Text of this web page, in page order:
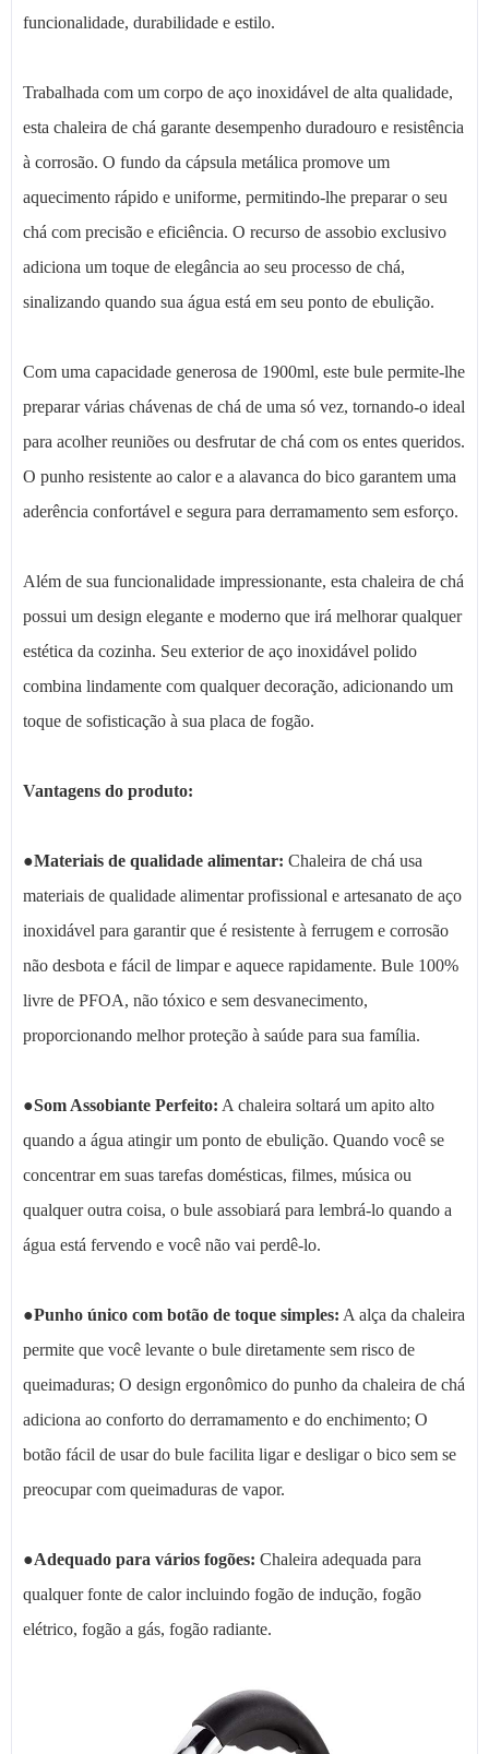
funcionalidade, durabilidade e estilo.
Trabalhada com um corpo de aço inoxidável de alta qualidade,
esta chaleira de chá garante desempenho duradouro e resistência
à corrosão. O fundo da cápsula metálica promove um
aquecimento rápido e uniforme, permitindo-lhe preparar o seu
chá com precisão e eficiência. O recurso de assobio exclusivo
adiciona um toque de elegância ao seu processo de chá,
sinalizando quando sua água está em seu ponto de ebulição.
Com uma capacidade generosa de 1900ml, este bule permite-lhe
preparar várias chávenas de chá de uma só vez, tornando-o ideal
para acolher reuniões ou desfrutar de chá com os entes queridos.
O punho resistente ao calor e a alavanca do bico garantem uma
aderência confortável e segura para derramamento sem esforço.
Além de sua funcionalidade impressionante, esta chaleira de chá
possui um design elegante e moderno que irá melhorar qualquer
estética da cozinha. Seu exterior de aço inoxidável polido
combina lindamente com qualquer decoração, adicionando um
toque de sofisticação à sua placa de fogão.
Vantagens do produto:
●Materiais de qualidade alimentar: Chaleira de chá usa
materiais de qualidade alimentar profissional e artesanato de aço
inoxidável para garantir que é resistente à ferrugem e corrosão
não desbota e fácil de limpar e aquece rapidamente. Bule 100%
livre de PFOA, não tóxico e sem desvanecimento,
proporcionando melhor proteção à saúde para sua família.
●Som Assobiante Perfeito: A chaleira soltará um apito alto
quando a água atingir um ponto de ebulição. Quando você se
concentrar em suas tarefas domésticas, filmes, música ou
qualquer outra coisa, o bule assobiará para lembrá-lo quando a
água está fervendo e você não vai perdê-lo.
●Punho único com botão de toque simples: A alça da chaleira
permite que você levante o bule diretamente sem risco de
queimaduras; O design ergonômico do punho da chaleira de chá
adiciona ao conforto do derramamento e do enchimento; O
botão fácil de usar do bule facilita ligar e desligar o bico sem se
preocupar com queimaduras de vapor.
●Adequado para vários fogões: Chaleira adequada para
qualquer fonte de calor incluindo fogão de indução, fogão
elétrico, fogão a gás, fogão radiante.